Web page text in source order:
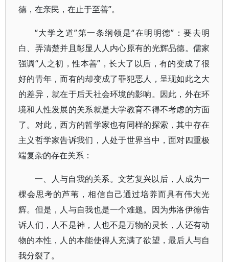
德，在亲民，在止于至善”。
“大学之道”第一条纲领是“在明明德”：要去明
白、弄清楚并且彰显人人内心原有的光辉品德。儒家
强调“人之初，性本善”，长大了以后，有的变成了很
好的青年，而有的却变成了罪犯恶人，呈现如此之大
的差异，就在于后天社会环境的影响。因此，外在环
境和人性发展的关系就是大学教育不得不考虑的方面
了。对此，西方的哲学家也有同样的探索，其中存在
主义哲学家告诉我们，人处于世界当中，面对四重极
端复杂的存在关系：
一、人与自我的关系。文艺复兴以后，人成为一
棵会思考的芦苇，相信自己通过培养而具有伟大光
辉。但是，人与自我也是一个难题。因为弗洛伊德告
诉人们，人不是神，人也不是万物的灵长，人还有动
物的本性，人的本能使得人充满了欲望，最后人与自
我分裂了。